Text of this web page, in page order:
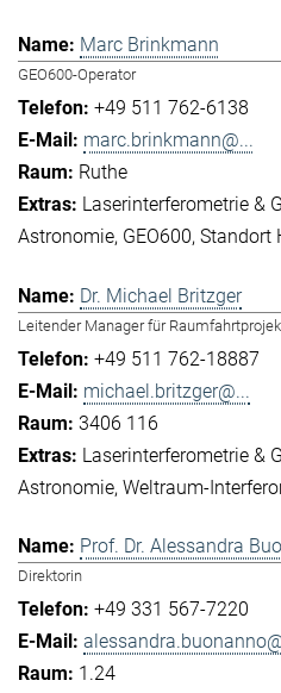
Marc Brinkmann
GEO600-Operator
+49 511 762-6138
marc.brinkmann@...
Ruthe
Laserinterferometrie &
Astronomie GEO600 Standort
Dr. Michael Britzger
Leitender Manager für
+49 511 762-18887
michael.britzger@...
3406 116
Laserinterferometrie &
Astronomie Weltraum-
Prof. Dr. Alessandra
Direktorin
+49 331 567-7220
1.24